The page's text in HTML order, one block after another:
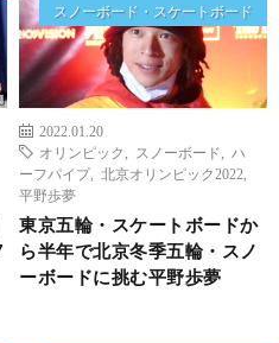
スノーボード・スケートボード
2022.01.20
オリンピック
スノーボード
ハ
ーフパイプ, 北京オリンピック2022
平野歩夢
東京五輪・スケートボードか
ら半年で北京冬季五輪・スノ
ーボードに挑む平野歩夢